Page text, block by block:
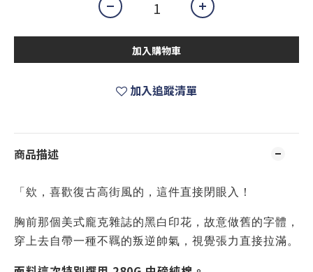
加入購物車
加入追蹤清單
商品描述
「欸，喜歡復古高街風的，這件直接閉眼入！
胸前那個美式龐克雜誌的黑白印花，故意做舊的字體，
穿上去自帶一種不羈的叛逆帥氣，視覺張力直接拉滿。